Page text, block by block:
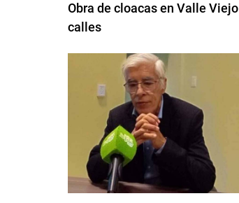
Obra de cloacas en Valle
calles